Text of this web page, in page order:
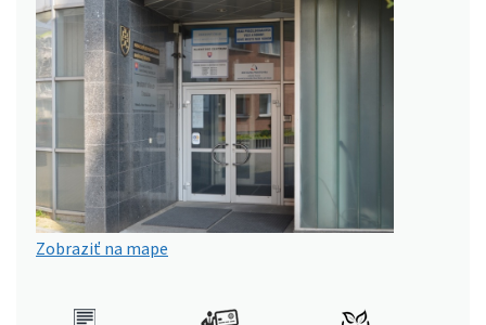
Zobraziť na mape